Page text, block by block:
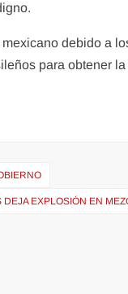
debido a
para obtener
EXPLOSIÓN EN